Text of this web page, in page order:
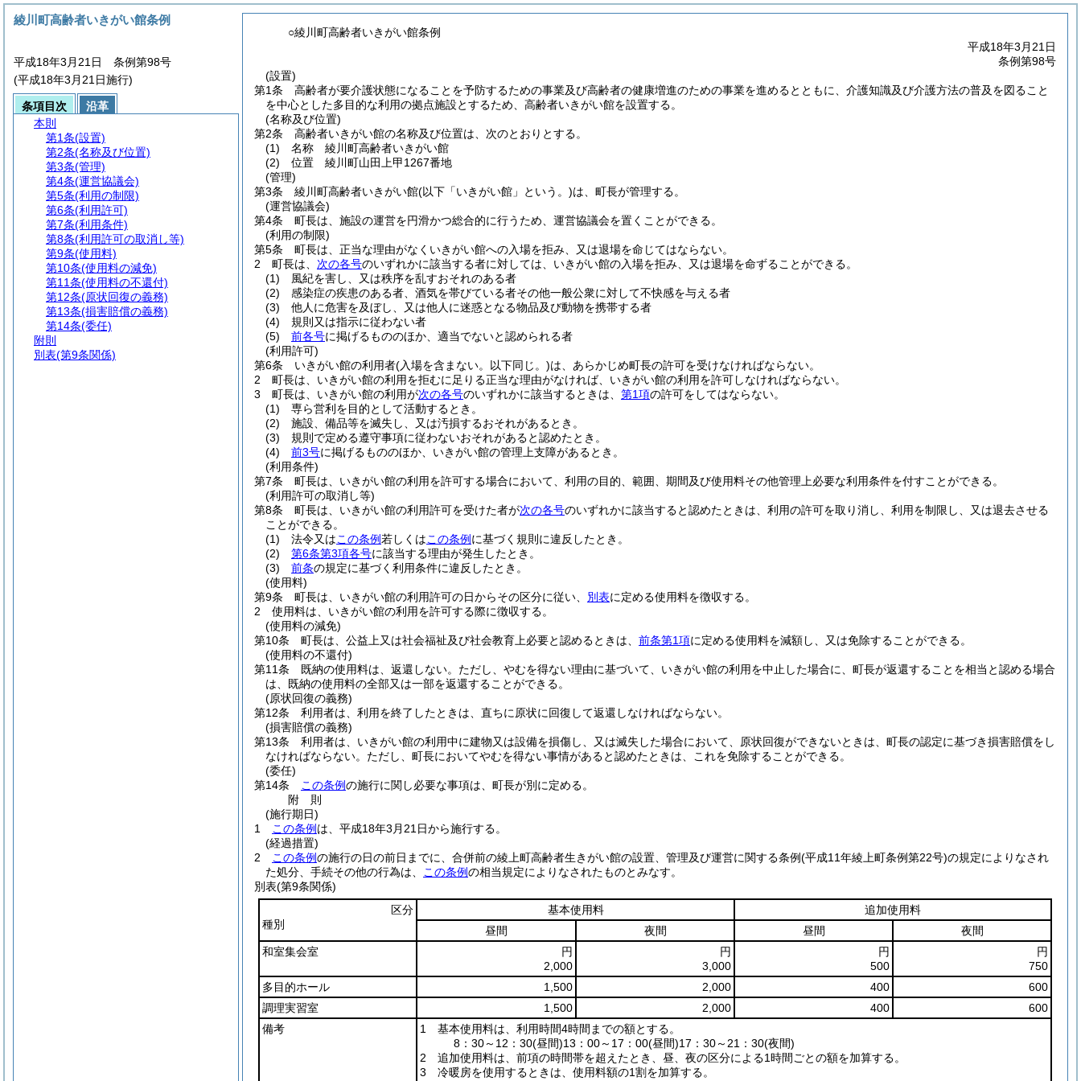
○綾川町高齢者いきがい館条例
平成18年3月21日
条例第98号
(設置)
第1条
高齢者が要介護状態になることを予防するための事業及び高齢者の健康増進のための事業を進めるとともに、介護知識及び介護方法の普及を図ること
を中心とした多目的な利用の拠点施設とするため、高齢者いきがい館を設置する。
(名称及び位置)
第2条
高齢者いきがい館の名称及び位置は、次のとおりとする。
(1)
名称 綾川町高齢者いきがい館
(2)
位置 綾川町山田上甲1267番地
(管理)
第3条
綾川町高齢者いきがい館(以下「いきがい館」という。)は、町長が管理する。
(運営協議会)
第4条
町長は、施設の運営を円滑かつ総合的に行うため、運営協議会を置くことができる。
(利用の制限)
第5条
町長は、正当な理由がなくいきがい館への入場を拒み、又は退場を命じてはならない。
2
町長は、 次の各号のいずれかに該当する者に対しては、いきがい館の入場を拒み、又は退場を命ずることができる。
(1)
風紀を害し、又は秩序を乱すおそれのある者
(2)
感染症の疾患のある者、酒気を帯びている者その他一般公衆に対して不快感を与える者
(3)
他人に危害を及ぼし、又は他人に迷惑となる物品及び動物を携帯する者
(4)
規則又は指示に従わない者
(5)
前各号に掲げるもののほか、適当でないと認められる者
(利用許可)
第6条
いきがい館の利用者(入場を含まない。以下同じ。)は、あらかじめ町長の許可を受けなければならない。
2
町長は、いきがい館の利用を拒むに足りる正当な理由がなければ、いきがい館の利用を許可しなければならない。
3
町長は、いきがい館の利用が次の各号のいずれかに該当するときは、 第1項の許可をしてはならない。
(1)
専ら営利を目的として活動するとき。
(2)
施設、備品等を滅失し、又は汚損するおそれがあるとき。
(3)
規則で定める遵守事項に従わないおそれがあると認めたとき。
(4)
前3号に掲げるもののほか、いきがい館の管理上支障があるとき。
(利用条件)
第7条
町長は、いきがい館の利用を許可する場合において、利用の目的、範囲、期間及び使用料その他管理上必要な利用条件を付すことができる。
(利用許可の取消し等)
第8条
町長は、いきがい館の利用許可を受けた者が次の各号のいずれかに該当すると認めたときは、利用の許可を取り消し、利用を制限し、又は退去させる
ことができる。
(1)
法令又はこの条例若しくはこの条例 に基づく規則に違反したとき。
(2)
第6条第3項各号に該当する理由が発生したとき。
(3)
前条の規定に基づく利用条件に違反したとき。
(使用料)
第9条
町長は、いきがい館の利用許可の日からその区分に従い、 別表に定める使用料を徴収する。
2
使用料は、いきがい館の利用を許可する際に徴収する。
(使用料の減免)
第10条
町長は、公益上又は社会福祉及び社会教育上必要と認めるときは、 前条第1項に定める使用料を減額し、又は免除することができる。
(使用料の不還付)
第11条
既納の使用料は、返還しない。 ただし、やむを得ない理由に基づいて、いきがい館の利用を中止した場合に、町長が返還することを相当と認める場合
は、既納の使用料の全部又は一部を返還することができる。
(原状回復の義務)
第12条
利用者は、利用を終了したときは、直ちに原状に回復して返還しなければならない。
(損害賠償の義務)
第13条
利用者は、いきがい館の利用中に建物又は設備を損傷し、又は滅失した場合において、原状回復ができないときは、町長の認定に基づき損害賠償をし
なければならない。 ただし、町長においてやむを得ない事情があると認めたときは、これを免除することができる。
(委任)
第14条
この条例の施行に関し必要な事項は、町長が別に定める。
附 則
(施行期日)
1
この条例 は、平成18年3月21日から施行する。
(経過措置)
2
この条例の施行の日の前日までに、合併前の綾上町高齢者生きがい館の設置、管理及び運営に関する条例(平成11年綾上町条例第22号)の規定によりなされ
た処分、手続その他の行為は、
この条例の相当規定によりなされたものとみなす。
別表(第9条関係)
区分
種別
基本使用料
追加使用料
昼間
夜間 昼間
夜間
和室集会室
円
2,000
円
3,000
円
500
円
750
多目的ホール
1,500 2,000 400
600
調理実習室
1,500 2,000 400
600
備考
1 基本使用料は、利用時間4時間までの額とする。
8：30～12：30(昼間)13：00～17：00(昼間)17：30～21：30(夜間)
2 追加使用料は、前項の時間帯を超えたとき、昼、夜の区分による1時間ごとの額を加算する。
3 冷暖房を使用するときは、使用料額の1割を加算する。
綾川町高齢者いきがい館条例
平成18年3月21日 条例第98号
(平成18年3月21日施行)
条項目次
沿革
本則
第1条(設置)
第2条(名称及び位置)
第3条(管理)
第4条(運営協議会)
第5条(利用の制限)
第6条(利用許可)
第7条(利用条件)
第8条(利用許可の取消し等)
第9条(使用料)
第10条(使用料の減免)
第11条(使用料の不還付)
第12条(原状回復の義務)
第13条(損害賠償の義務)
第14条(委任)
附則
別表(第9条関係)